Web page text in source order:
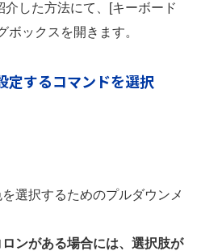
介した方法にて、[キーボード
ボックスを開きます。
定するコマンドを選択
選択するためのプルダウンメ
ンがある場合には、選択肢が